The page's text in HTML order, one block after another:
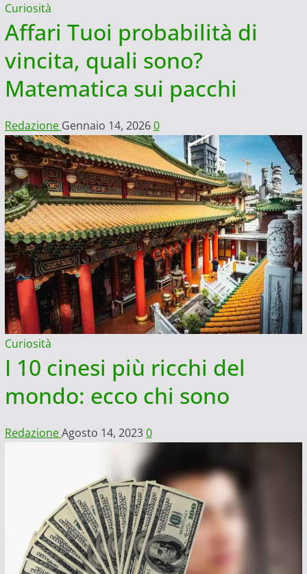
Curiosità
Affari Tuoi probabilità di
vincita, quali sono?
Matematica sui pacchi
Redazione Gennaio 14, 20260
Curiosità
I 10 cinesi più ricchi del
mondo: ecco chi sono
RedazioneAgosto 14, 20230